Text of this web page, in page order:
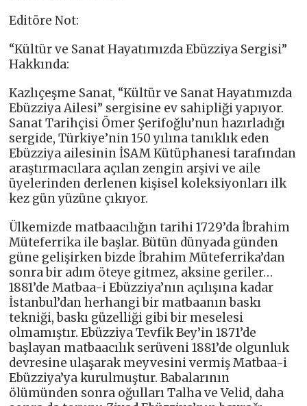
Editöre Not:
“Kültür ve Sanat Hayatımızda Ebüzziya Sergisi”
Hakkında:
Kazlıçeşme Sanat, “Kültür ve Sanat Hayatımızda
Ebüzziya Ailesi” sergisine ev sahipliği yapıyor.
Sanat Tarihçisi Ömer Şerifoğlu’nun hazırladığı
sergide, Türkiye’nin 150 yılına tanıklık eden
Ebüzziya ailesinin İSAM Kütüphanesi tarafından
araştırmacılara açılan zengin arşivi ve aile
üyelerinden derlenen kişisel koleksiyonları ilk
kez gün yüzüne çıkıyor.
Ülkemizde matbaacılığın tarihi 1729’da İbrahim
Müteferrika ile başlar. Bütün dünyada günden
güne gelişirken bizde İbrahim Müteferrika’dan
sonra bir adım öteye gitmez, aksine geriler…
1881’de Matbaa-i Ebüzziya’nın açılışına kadar
İstanbul’dan herhangi bir matbaanın baskı
tekniği, baskı güzelliği gibi bir meselesi
olmamıştır. Ebüzziya Tevfik Bey’in 1871’de
başlayan matbaacılık serüveni 1881’de olgunluk
devresine ulaşarak meyvesini vermiş Matbaa-i
Ebüzziya’ya kurulmuştur. Babalarının
ölümünden sonra oğulları Talha ve Velid, daha